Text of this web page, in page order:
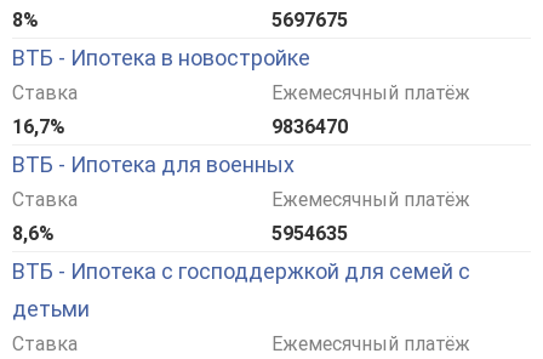
8%
5697675
ВТБ - Ипотека в новостройке
Ставка
16,7%
Ежемесячный платёж
9836470
ВТБ - Ипотека для военных
Ставка
8,6%
Ежемесячный платёж
5954635
ВТБ - Ипотека с господдержкой для семей с
детьми
Ставка
Ежемесячный платёж